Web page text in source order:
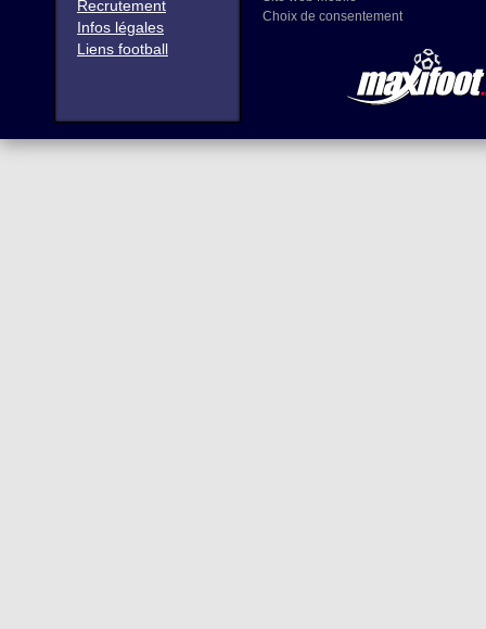
Recrutement
Infos légales
Liens football
Choix de consentement